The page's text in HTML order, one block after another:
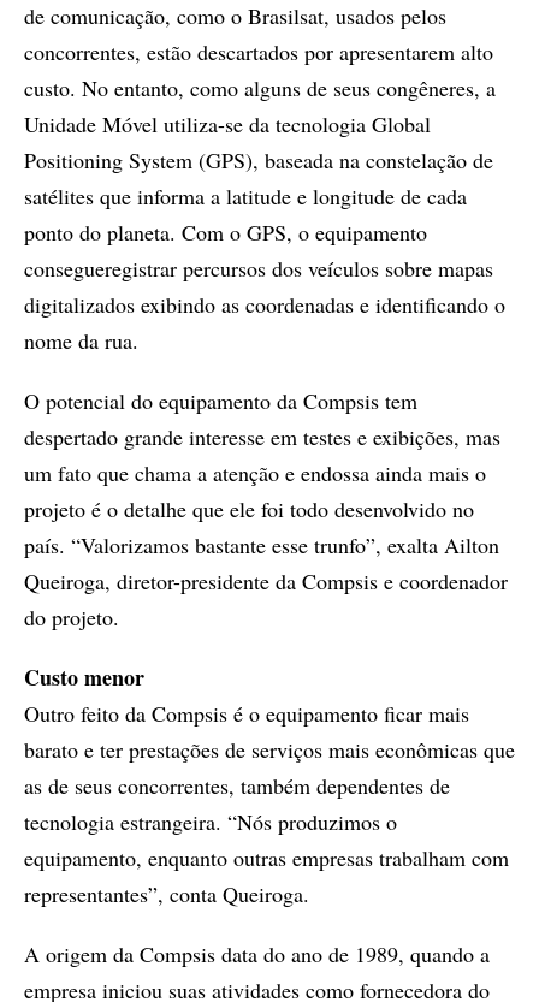
de comunicação, como o Brasilsat, usados pelos
concorrentes, estão descartados por apresentarem alto
custo. No entanto, como alguns de seus congêneres, a
Unidade Móvel utiliza-se da tecnologia Global
Positioning System (GPS), baseada na constelação de
satélites que informa a latitude e longitude de cada
ponto do planeta. Com o GPS, o equipamento
consegueregistrar percursos dos veículos sobre mapas
digitalizados exibindo as coordenadas e identificando o
nome da rua.
O potencial do equipamento da Compsis tem
despertado grande interesse em testes e exibições, mas
um fato que chama a atenção e endossa ainda mais o
projeto é o detalhe que ele foi todo desenvolvido no
país. “Valorizamos bastante esse trunfo”, exalta Ailton
Queiroga, diretor-presidente da Compsis e coordenador
do projeto.
Custo menor
Outro feito da Compsis é o equipamento ficar mais
barato e ter prestações de serviços mais econômicas que
as de seus concorrentes, também dependentes de
tecnologia estrangeira. “Nós produzimos o
equipamento, enquanto outras empresas trabalham com
representantes”, conta Queiroga.
A origem da Compsis data do ano de 1989, quando a
empresa iniciou suas atividades como fornecedora do